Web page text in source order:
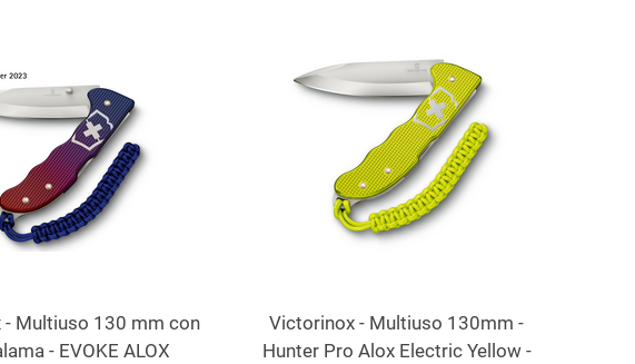
Multiuso 130 mm con
- EVOKE ALOX
Victorinox - Multiuso 130mm -
Hunter Pro Alox Electric Yellow -